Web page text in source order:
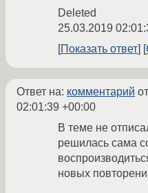
Deleted
25.03.2019
Показать ответ
Ответ на: комментарий
02:01:39 +00:00
В теме не
решилась сама
новых